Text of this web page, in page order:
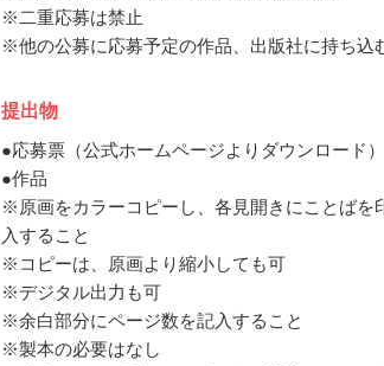
※二重応募は禁止
※他の公募に応募予定の作品、出版社に持ち込
提出物
●応募票（公式ホームページよりダウンロード）
●作品
※原画をカラーコピーし、各見開きにことばを
入すること
※コピーは、原画より縮小しても可
※デジタル出力も可
※余白部分にページ数を記入すること
※製本の必要はなし